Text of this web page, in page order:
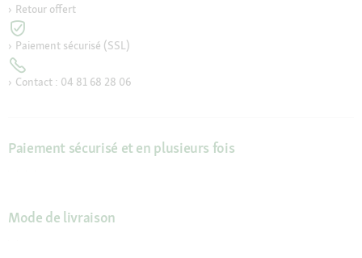
Retour offert
Paiement sécurisé (SSL)
Contact : 04 81 68 28 06
Paiement sécurisé et en plusieurs fois
Mode de livraison